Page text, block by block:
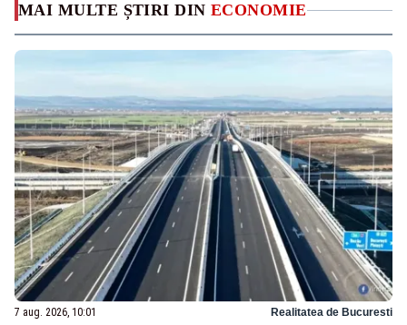
MAI MULTE ȘTIRI DIN ECONOMIE
7 aug. 2026, 10:01 Realitatea de Bucuresti